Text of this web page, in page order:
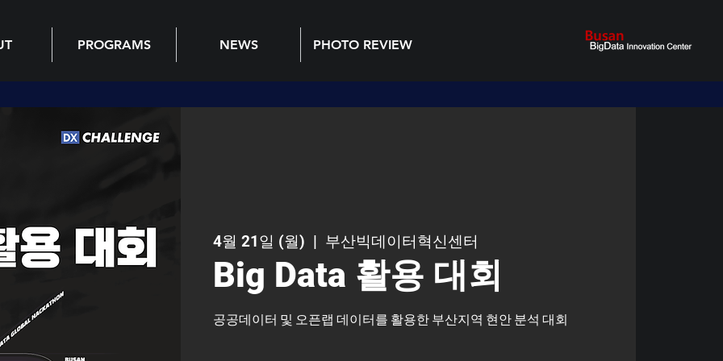
PROGRAMS NEWS PHOTO REVIEW
4월 21일 (월)
  |
부산빅데이터혁신센터
Big Data 활용 대회
공공데이터 및 오픈랩 데이터를 활용한 부산지역 현안 분석 대회